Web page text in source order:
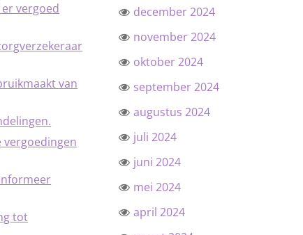
vergoed
van
tot
december 2024
november 2024
oktober 2024
september 2024
augustus 2024
juli 2024
juni 2024
mei 2024
april 2024